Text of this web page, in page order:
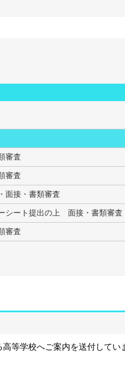
審査
審査
面接・書類審査
シート提出の上 面接・書類審査
審査
等学校へご案内を送付して